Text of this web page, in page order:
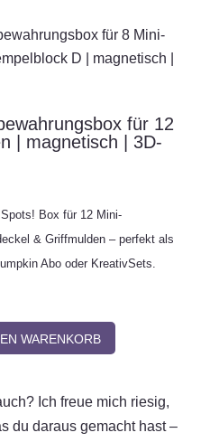
für 12
| magnetisch | 3D-
Box für 12 Mini-
& Griffmulden – perfekt als
Abo oder KreativSets.
WARENKORB
Ich freue mich riesig,
du daraus gemacht hast –